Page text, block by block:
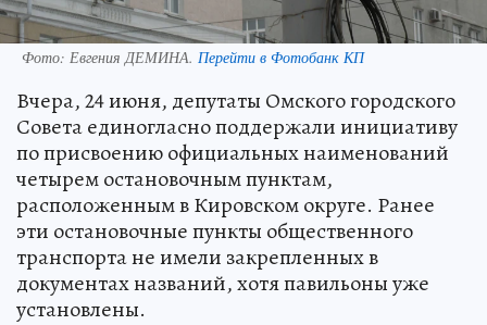
Фото: Евгения ДЕМИНА. Перейти в Фотобанк КП
Вчера, 24 июня, депутаты Омского городского
Совета единогласно поддержали инициативу
по присвоению официальных наименований
четырем остановочным пунктам,
расположенным в Кировском округе. Ранее
эти остановочные пункты общественного
транспорта не имели закрепленных в
документах названий, хотя павильоны уже
установлены.